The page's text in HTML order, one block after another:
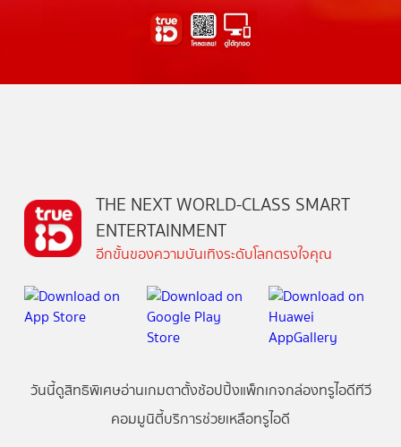
THE NEXT WORLD-CLASS SMART
ENTERTAINMENT
อีกขั้นของความบันเทิงระดับโลกตรงใจคุณ
วันนี้ดูสิทธิพิเศษอ่านเกมตาตั้งช้อปปิ้งแพ็กเกจกล่องทรูไอดีทีวี
คอมมูนิตี้บริการช่วยเหลือทรูไอดี